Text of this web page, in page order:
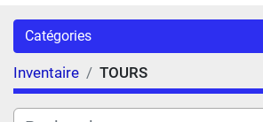
Catégories
Inventaire TOURS